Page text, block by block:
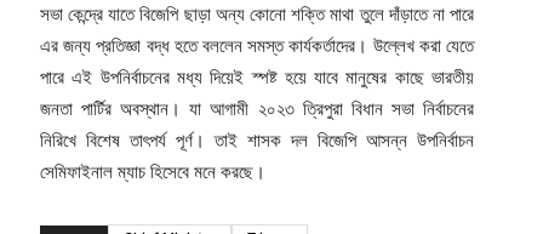
সভা কেন্দ্রে যাতে বিজেপি ছাড়া অন্য কোনো শক্তি মাথা তুলে দাঁড়াতে না পারে
এর জন্য প্রতিজ্ঞা বদ্ধ হতে বললেন সমস্ত কার্যকর্তাদের। উল্লেখ করা যেতে
পারে এই উপনির্বাচনের মধ্য দিয়েই স্পষ্ট হয়ে যাবে মানুষের কাছে ভারতীয়
জনতা পার্টির অবস্থান। যা আগামী ২০২৩ ত্রিপুরা বিধান সভা নির্বাচনের
নিরিখে বিশেষ তাৎপর্য পূর্ণ। তাই শাসক দল বিজেপি আসন্ন উপনির্বাচন
সেমিফাইনাল ম্যাচ হিসেবে মনে করছে।